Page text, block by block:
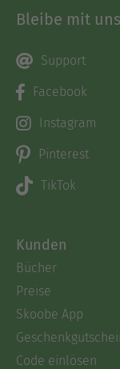
Bleibe mit
Support
Facebook
Instagram
Pinterest
TikTok
Kunden
Bücher
Preise
Skoobe App
Code einlösen